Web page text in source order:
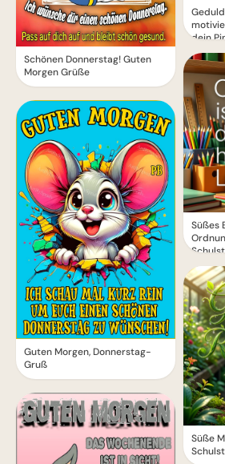
Schönen Donnerstag! Guten
Morgen Grüße
Guten Morgen, Donnerstag-
Gruß
dein
Süßes
Süße